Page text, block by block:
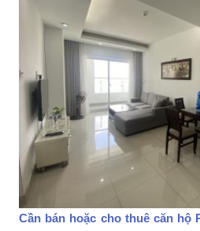
Cần bán hoặc cho thuê căn hộ